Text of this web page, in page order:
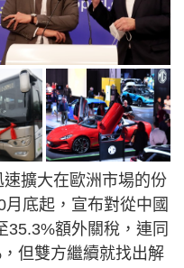
擴大在歐洲市場的份
底起，宣布對從中國
35.3%額外關稅，連同
但雙方繼續就找出解